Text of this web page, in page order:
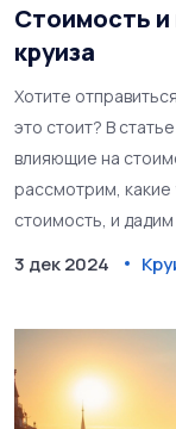
Стоимость и
круиза
Хотите
это стоит? В
влияющие на
рассмотрим, какие
стоимость, и
множество мест
3 дек 2024